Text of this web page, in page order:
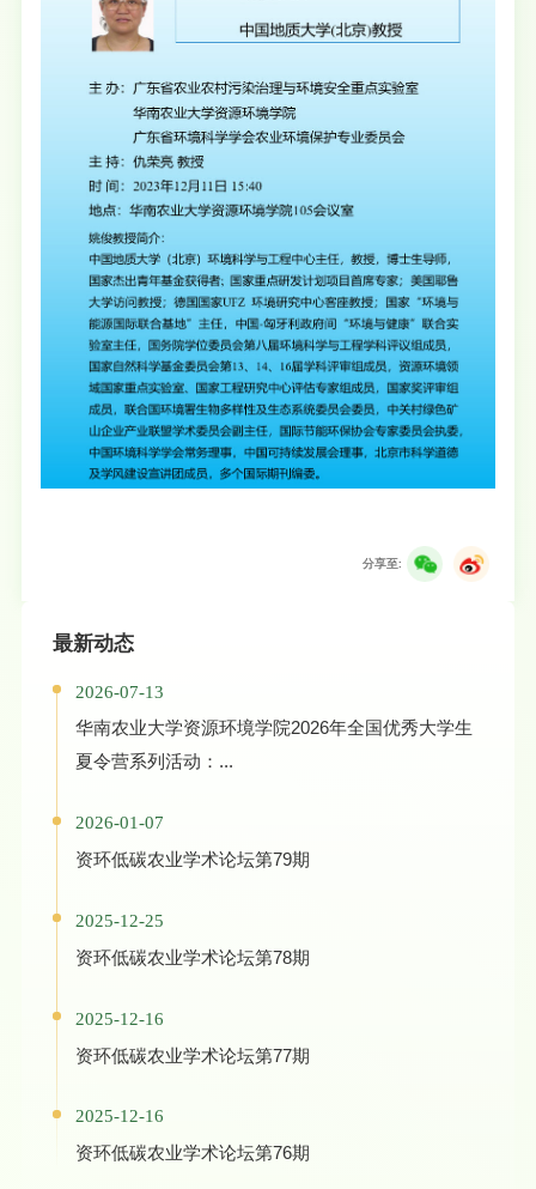
分享至:
最新动态
2026-07-13
华南农业大学资源环境学院2026年全国优秀大学生
夏令营系列活动：...
2026-01-07
资环低碳农业学术论坛第79期
2025-12-25
资环低碳农业学术论坛第78期
2025-12-16
资环低碳农业学术论坛第77期
2025-12-16
资环低碳农业学术论坛第76期